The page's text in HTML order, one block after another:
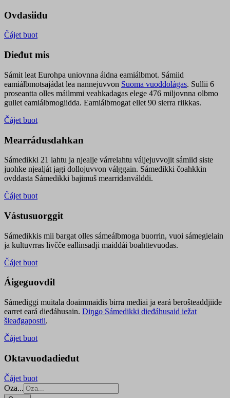
Ovdasiidu
Čájet buot
Dieđut mis
Sámit leat Eurohpa uniovnna áidna eamiálbmot. Sámiid
eamiálbmotsajádat lea nannejuvvon Suoma vuođđolágas. Sullii 6
proseantta olles máilmmi veahkadagas elege 476 miljovnna olbmo
gullet eamiálbmogiidda. Eamiálbmogat ellet 90 sierra riikkas.
Čájet buot
Mearrádusdahkan
Sámedikki 21 lahtu ja njealje várrelahtu váljejuvvojit sámiid siste
juohke njealját jagi dollojuvvon válggain. Sámedikki čoahkkin
ovddasta Sámedikki bajimuš mearridanválddi.
Čájet buot
Vástusuorggit
Sámedikkis mii bargat olles sámeálbmoga buorrin, vuoi sámegielain
ja kultuvrras livčče eallinsadji maiddái boahttevuođas.
Čájet buot
Áigeguovdil
Sámediggi muitala doaimmaidis birra mediai ja eará berošteaddjiide
earret eará dieđáhusain. Diŋgo Sámedikki dieđáhusaid iežat
šleađgapostii.
Čájet buot
Oktavuođadieđut
Čájet buot
Oza...